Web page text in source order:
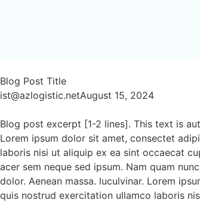
Blog Post Title
ist@azlogistic.netAugust 15, 2024
Blog post excerpt [1-2 lines]. This text is
Lorem ipsum dolor sit amet, consectet
laboris nisi ut aliquip ex ea sint occaecat
acer sem neque sed ipsum. Nam quam
dolor. Aenean massa. luculvinar. Lorem
quis nostrud exercitation ullamco laboris